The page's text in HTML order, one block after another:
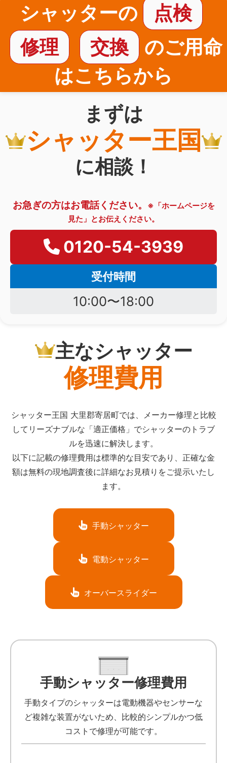
シャッターの
点検
修理
交換
のご用命
はこちらから
まずは
シャッター王国
に相談！
お急ぎの方はお電話ください。
※「ホームページを
見た」とお伝えください。
0120-54-3939
受付時間
10:00〜18:00
主なシャッター
修理費用
シャッター王国 大里郡寄居町では、メーカー修理と比較
してリーズナブルな「適正価格」でシャッターのトラブ
ルを迅速に解決します。
以下に記載の修理費用は標準的な目安であり、正確な金
額は無料の現地調査後に詳細なお見積りをご提示いたし
ます。
手動シャッター
電動シャッター
オーバースライダー
手動シャッター修理費用
手動タイプのシャッターは電動機器やセンサーな
ど複雑な装置がないため、比較的シンプルかつ低
コストで修理が可能です。